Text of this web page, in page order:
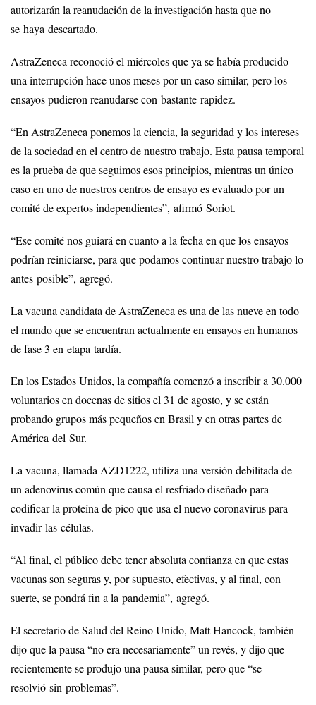
autorizarán la reanudación de la investigación hasta que no
se haya descartado.
AstraZeneca reconoció el miércoles que ya se había producido
una interrupción hace unos meses por un caso similar, pero los
ensayos pudieron reanudarse con bastante rapidez.
“En AstraZeneca ponemos la ciencia, la seguridad y los intereses
de la sociedad en el centro de nuestro trabajo. Esta pausa temporal
es la prueba de que seguimos esos principios, mientras un único
caso en uno de nuestros centros de ensayo es evaluado por un
comité de expertos independientes”, afirmó Soriot.
“Ese comité nos guiará en cuanto a la fecha en que los ensayos
podrían reiniciarse, para que podamos continuar nuestro trabajo lo
antes posible”, agregó.
La vacuna candidata de AstraZeneca es una de las nueve en todo
el mundo que se encuentran actualmente en ensayos en humanos
de fase 3 en etapa tardía.
En los Estados Unidos, la compañía comenzó a inscribir a 30.000
voluntarios en docenas de sitios el 31 de agosto, y se están
probando grupos más pequeños en Brasil y en otras partes de
América del Sur.
La vacuna, llamada AZD1222, utiliza una versión debilitada de
un adenovirus común que causa el resfriado diseñado para
codificar la proteína de pico que usa el nuevo coronavirus para
invadir las células.
“Al final, el público debe tener absoluta confianza en que estas
vacunas son seguras y, por supuesto, efectivas, y al final, con
suerte, se pondrá fin a la pandemia”, agregó.
El secretario de Salud del Reino Unido, Matt Hancock, también
dijo que la pausa “no era necesariamente” un revés, y dijo que
recientemente se produjo una pausa similar, pero que “se
resolvió sin problemas”.